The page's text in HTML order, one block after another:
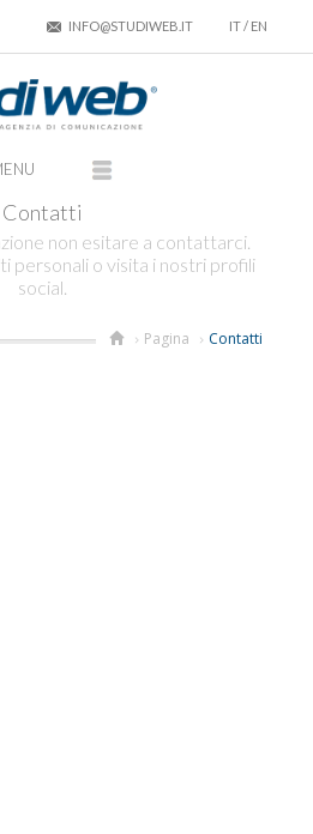
INFO@STUDIWEB.IT IT/ EN
Contatti
non esitare a contattarci.
personali o visita i nostri profili
social.
Pagina Contatti